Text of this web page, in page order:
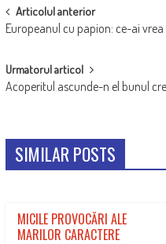
POST
NAVIGATION
Articolul anterior
Europeanul cu papion: ce-ai vrea
Urmatorul articol
Acoperitul ascunde-n el bunul
SIMILAR POSTS
MICILE PROVOCĂRI ALE
MARILOR CARACTERE